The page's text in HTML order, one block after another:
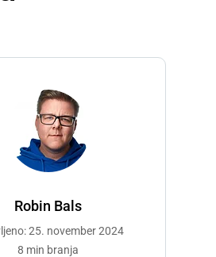
Robin Bals
25. november 2024
8 min branja